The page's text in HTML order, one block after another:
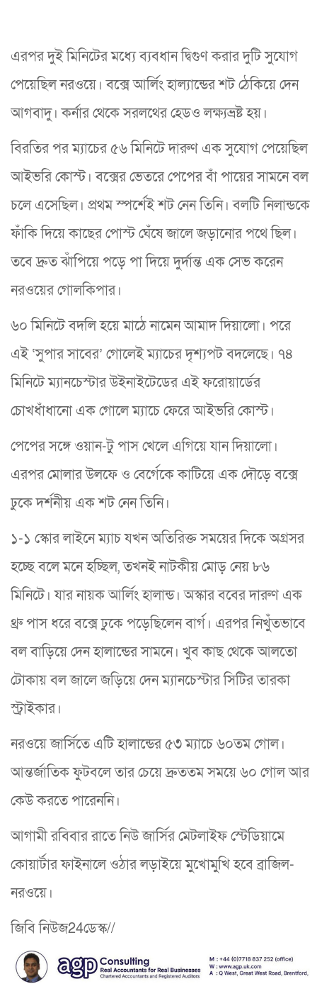
এরপর দুই মিনিটের মধ্যে ব্যবধান দ্বিগুণ করার দুটি সুযোগ
পেয়েছিল নরওয়ে। বক্সে আর্লিং হাল্যান্ডের শট ঠেকিয়ে দেন
আগবাদু। কর্নার থেকে সরলথের হেডও লক্ষ্যভ্রষ্ট হয়।
বিরতির পর ম্যাচের ৫৬ মিনিটে দারুণ এক সুযোগ পেয়েছিল
আইভরি কোস্ট। বক্সের ভেতরে পেপের বাঁ পায়ের সামনে বল
চলে এসেছিল। প্রথম স্পর্শেই শট নেন তিনি। বলটি নিলান্ডকে
ফাঁকি দিয়ে কাছের পোস্ট ঘেঁষে জালে জড়ানোর পথে ছিল।
তবে দ্রুত ঝাঁপিয়ে পড়ে পা দিয়ে দুর্দান্ত এক সেভ করেন
নরওয়ের গোলকিপার।
৬০ মিনিটে বদলি হয়ে মাঠে নামেন আমাদ দিয়ালো। পরে
এই ‘সুপার সাবের’ গোলেই ম্যাচের দৃশ্যপট বদলেছে। ৭৪
মিনিটে ম্যানচেস্টার উইনাইটেডের এই ফরোয়ার্ডের
চোখধাঁধানো এক গোলে ম্যাচে ফেরে আইভরি কোস্ট।
পেপের সঙ্গে ওয়ান-টু পাস খেলে এগিয়ে যান দিয়ালো।
এরপর মোলার উলফে ও বের্গেকে কাটিয়ে এক দৌড়ে বক্সে
ঢুকে দর্শনীয় এক শট নেন তিনি।
১-১ স্কোর লাইনে ম্যাচ যখন অতিরিক্ত সময়ের দিকে অগ্রসর
হচ্ছে বলে মনে হচ্ছিল, তখনই নাটকীয় মোড় নেয় ৮৬
মিনিটে। যার নায়ক আর্লিং হালান্ড। অস্কার ববের দারুণ এক
থ্রু পাস ধরে বক্সে ঢুকে পড়েছিলেন বার্গ। এরপর নিখুঁতভাবে
বল বাড়িয়ে দেন হালান্ডের সামনে। খুব কাছ থেকে আলতো
টোকায় বল জালে জড়িয়ে দেন ম্যানচেস্টার সিটির তারকা
স্ট্রাইকার।
নরওয়ে জার্সিতে এটি হালান্ডের ৫৩ ম্যাচে ৬০তম গোল।
আন্তর্জাতিক ফুটবলে তার চেয়ে দ্রুততম সময়ে ৬০ গোল আর
কেউ করতে পারেননি।
আগামী রবিবার রাতে নিউ জার্সির মেটলাইফ স্টেডিয়ামে
কোয়ার্টার ফাইনালে ওঠার লড়াইয়ে মুখোমুখি হবে ব্রাজিল-
নরওয়ে।
জিবি নিউজ24ডেস্ক//